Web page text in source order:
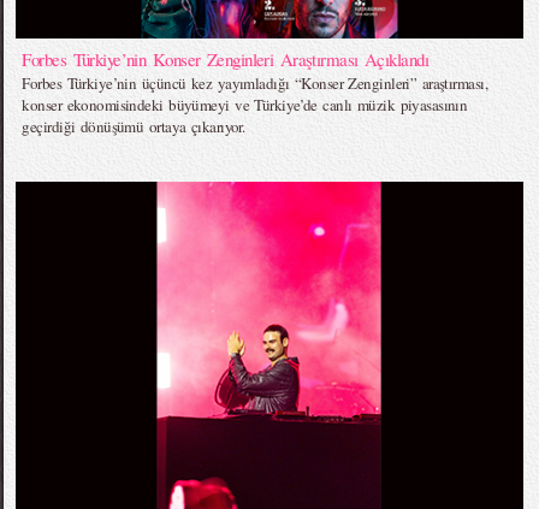
Forbes Türkiye’nin Konser Zenginleri Araştırması Açıklandı
Forbes Türkiye’nin üçüncü kez yayımladığı “Konser Zenginleri” araştırması,
konser ekonomisindeki büyümeyi ve Türkiye’de canlı müzik piyasasının
geçirdiği dönüşümü ortaya çıkarıyor.